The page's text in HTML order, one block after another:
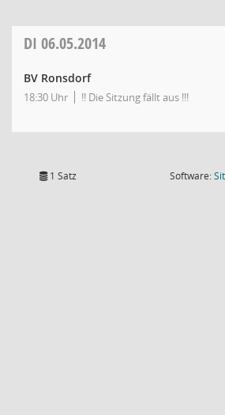
DI 06.05.2014
BV Ronsdorf
18:30 Uhr !! Die Sitzung fällt aus !!!
1 Satz Software: